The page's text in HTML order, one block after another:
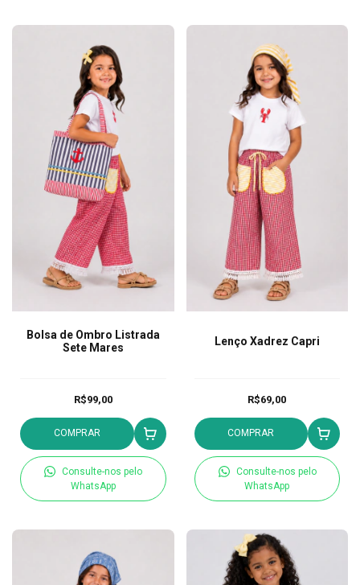
Bolsa de Ombro Listrada
Sete Mares
R$99,00
COMPRAR
Consulte-nos pelo
WhatsApp
Lenço Xadrez Capri
R$69,00
COMPRAR
Consulte-nos pelo
WhatsApp